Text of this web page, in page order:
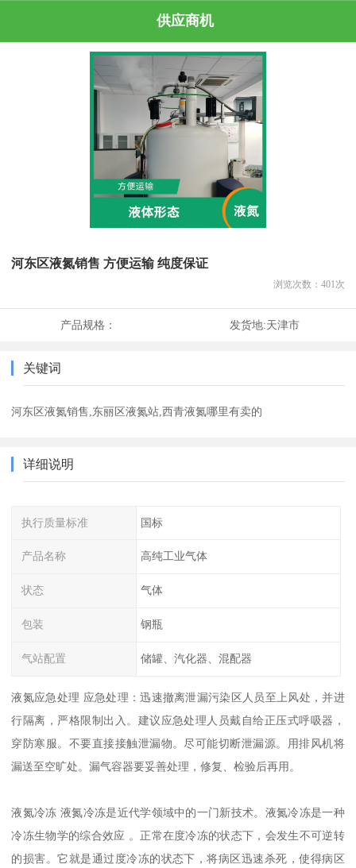
供应商机
河东区液氮销售 方便运输 纯度保证
浏览次数： 401 次
产品规格： 发货地:天津市
关键词
河东区液氮销售,东丽区液氮站,西青液氮哪里有卖的
详细说明
执行质量标准 国标
产品名称 高纯工业气体
状态 气体
包装 钢瓶
气站配置 储罐、汽化器、混配器
液氮应急处理 应急处理：迅速撤离泄漏污染区人员至上风处，并进
行隔离，严格限制出入。建议应急处理人员戴自给正压式呼吸器，
穿防寒服。不要直接接触泄漏物。尽可能切断泄漏源。用排风机将
漏送至空旷处。漏气容器要妥善处理，修复、检验后再用。
液氮冷冻 液氮冷冻是近代学领域中的一门新技术。液氮冷冻是一种
冷冻生物学的综合效应 。正常在度冷冻的状态下，会发生不可逆转
的损害。它就是通过度冷冻的状态下，将病区迅速杀死，使得病区